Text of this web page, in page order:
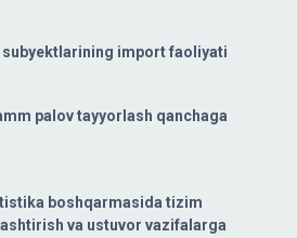
import faoliyati
palov tayyorlash qanchaga
boshqarmasida tizim
va ustuvor vazifalarga